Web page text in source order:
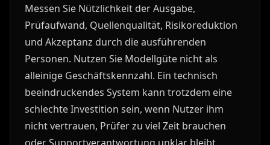
Messen Sie Nützlichkeit der Ausgabe,
Prüfaufwand, Quellenqualität, Risikoreduktion
und Akzeptanz durch die ausführenden
Personen. Nutzen Sie Modellgüte nicht als
alleinige Geschäftskennzahl. Ein technisch
beeindruckendes System kann trotzdem eine
schlechte Investition sein, wenn Nutzer ihm
nicht vertrauen, Prüfer zu viel Zeit brauchen